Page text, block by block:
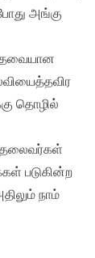
அங்கு
தொழில்
தலைவர்கள்
படுகின்ற
நாம்